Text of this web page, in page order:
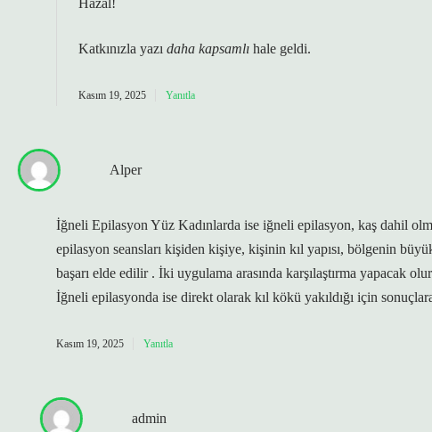
Hazal!
Katkınızla yazı daha kapsamlı hale geldi.
Kasım 19, 2025 Yanıtla
Alper
İğneli Epilasyon Yüz Kadınlarda ise iğneli epilasyon, kaş dahil
epilasyon seansları kişiden kişiye, kişinin kıl yapısı, bölgenin
başarı elde edilir . İki uygulama arasında karşılaştırma yapacak
İğneli epilasyonda ise direkt olarak kıl kökü yakıldığı için
Kasım 19, 2025 Yanıtla
admin